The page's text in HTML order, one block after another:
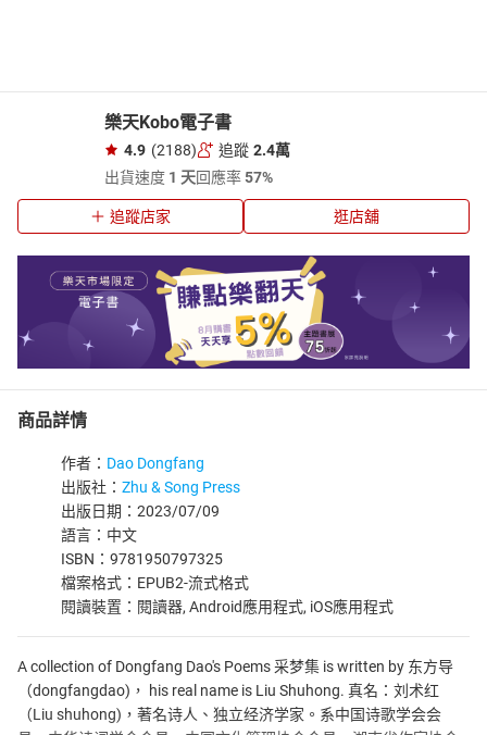
樂天Kobo電子書
4.9 (2188) 追蹤 2.4萬
出貨速度 1 天回應率57%
追蹤店家 逛店舖
商品詳情
作者： Dao Dongfang
出版社： Zhu & Song Press
出版日期：2023/07/09
語言：中文
ISBN：9781950797325
檔案格式：EPUB2-流式格式
閱讀裝置：閱讀器, Android應用程式, iOS應用程式
A collection of Dongfang Dao's Poems 采梦集 is written by 东方导
（dongfangdao)， his real name is Liu Shuhong. 真名：刘术红
（Liu shuhong)，著名诗人、独立经济学家。系中国诗歌学会会